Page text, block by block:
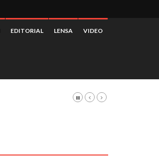
EDITORIAL LENSA VIDEO